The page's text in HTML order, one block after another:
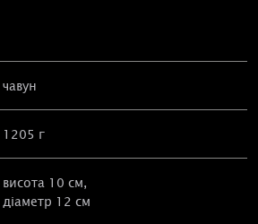
чавун
1205 г
висота 10 см,
діаметр 12 см